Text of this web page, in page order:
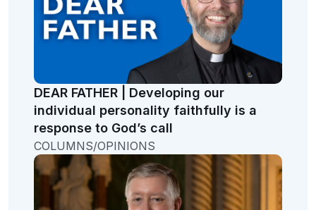
DEAR FATHER | Developing our
individual personality faithfully is a
response to God’s call
COLUMNS/OPINIONS